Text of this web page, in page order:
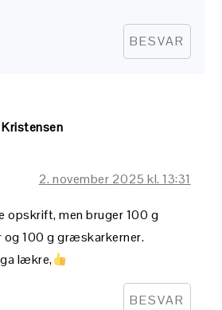
BESVAR
2. november 2025 kl. 13:31
opskrift, men bruger 100 g
og 100 g græskarkerner.
lækre,
BESVAR